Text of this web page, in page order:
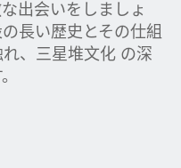
出会いをしましょ
長い歴史とその仕組
、三星堆文化 の深